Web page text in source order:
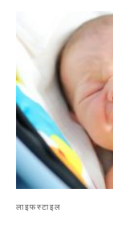
लाइफस्टाइल